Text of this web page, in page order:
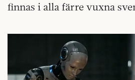
finnas i alla färre vuxna